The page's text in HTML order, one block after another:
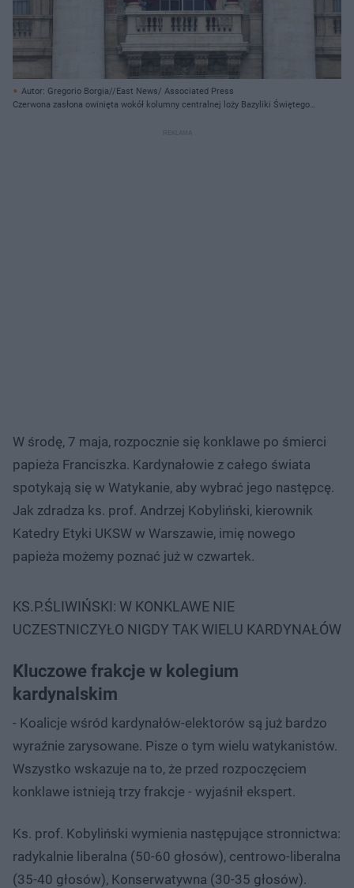
Autor: Gregorio Borgia//East News/ Associated Press
Czerwona zasłona owinięta wokół kolumny centralnej loży Bazyliki Świętego
W środę, 7 maja, rozpocznie się konklawe po śmierci
papieża Franciszka. Kardynałowie z całego świata
spotykają się w Watykanie, aby wybrać jego następcę.
Jak zdradza ks. prof. Andrzej Kobyliński, kierownik
Katedry Etyki UKSW w Warszawie, imię nowego
papieża możemy poznać już w czwartek.
KS.P.ŚLIWIŃSKI: W KONKLAWE NIE
UCZESTNICZYŁO NIGDY TAK WIELU KARDYNAŁÓW
Kluczowe frakcje w kolegium
kardynalskim
- Koalicje wśród kardynałów-elektorów są już bardzo
wyraźnie zarysowane. Pisze o tym wielu watykanistów.
Wszystko wskazuje na to, że przed rozpoczęciem
konklawe istnieją trzy frakcje - wyjaśnił ekspert.
Ks. prof. Kobyliński wymienia następujące stronnictwa:
radykalnie liberalna (50-60 głosów), centrowo-liberalna
(35-40 głosów), Konserwatywna (30-35 głosów).